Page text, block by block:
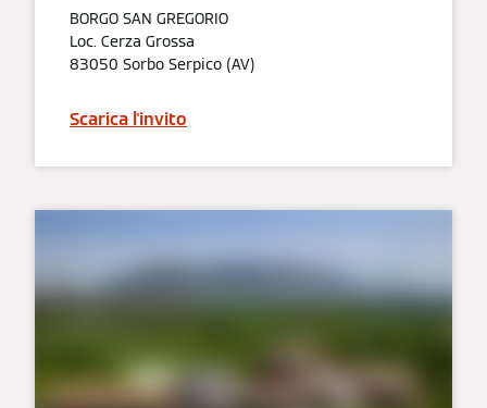
BORGO SAN GREGORIO
Loc. Cerza Grossa
83050 Sorbo Serpico (AV)
Scarica l'invito